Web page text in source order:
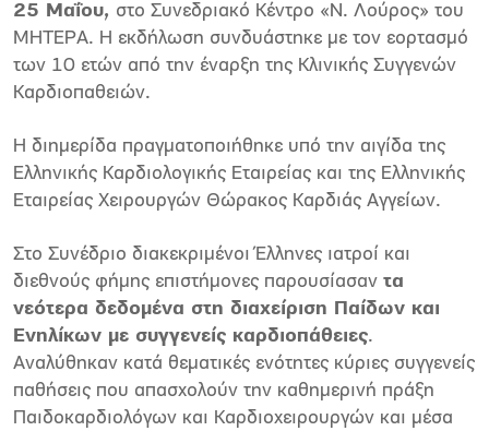
25 Μαΐου, στο Συνεδριακό Κέντρο «Ν. Λούρος» του
ΜΗΤΕΡΑ. Η εκδήλωση συνδυάστηκε με τον εορτασμό
των 10 ετών από την έναρξη της Κλινικής Συγγενών
Καρδιοπαθειών.
Η διημερίδα πραγματοποιήθηκε υπό την αιγίδα της
Ελληνικής Καρδιολογικής Εταιρείας και της Ελληνικής
Εταιρείας Χειρουργών Θώρακος Καρδιάς Αγγείων.
Στο Συνέδριο διακεκριμένοι Έλληνες ιατροί και
διεθνούς φήμης επιστήμονες παρουσίασαν τα
νεότερα δεδομένα στη διαχείριση Παίδων και
Ενηλίκων με συγγενείς καρδιοπάθειες.
Αναλύθηκαν κατά θεματικές ενότητες κύριες συγγενείς
παθήσεις που απασχολούν την καθημερινή πράξη
Παιδοκαρδιολόγων και Καρδιοχειρουργών και μέσα